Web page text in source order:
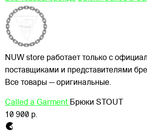
NUW store работает только с
поставщиками и представителями
Все товары — оригинальные.
Called a Garment Брюки STOUT
10 900 р.